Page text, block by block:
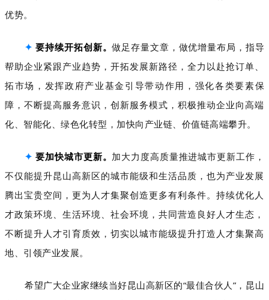
优势。
✦要持续开拓创新。做足存量文章，做优增量布局，指导
帮助企业紧跟产业趋势，开拓发展新路径，全力以赴抢订单、
拓市场，发挥政府产业基金引导带动作用，强化各类要素保
障，不断提高服务意识，创新服务模式，积极推动企业向高端
化、智能化、绿色化转型，加快向产业链、价值链高端攀升。
✦要加快城市更新。 加大力度高质量推进城市更新工作，
不仅能提升昆山高新区的城市能级和生活品质，也为产业发展
腾出宝贵空间，更为人才集聚创造更多有利条件。持续优化人
才政策环境、生活环境、社会环境，共同营造良好人才生态，
不断提升人才引育质效，切实以城市能级提升打造人才集聚高
地、引领产业发展。
希望广大企业家继续当好昆山高新区的“最佳合伙人”，昆山